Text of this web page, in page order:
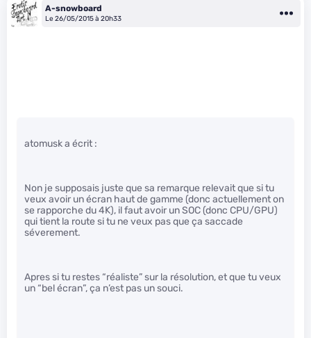
A-snowboard
Le 26/05/2015 à 20h33
atomusk a écrit :
Non je supposais juste que sa remarque relevait que si tu
veux avoir un écran haut de gamme (donc actuellement on
se rapporche du 4K), il faut avoir un SOC (donc CPU/GPU)
qui tient la route si tu ne veux pas que ça saccade
séverement.
Apres si tu restes “réaliste” sur la résolution, et que tu veux
un “bel écran”, ça n’est pas un souci.